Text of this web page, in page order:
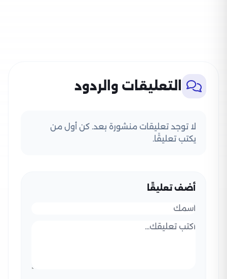
التعليقات والردود
لا توجد تعليقات منشورة بعد. كن أول من
يكتب تعليقًا.
أضف تعليقًا